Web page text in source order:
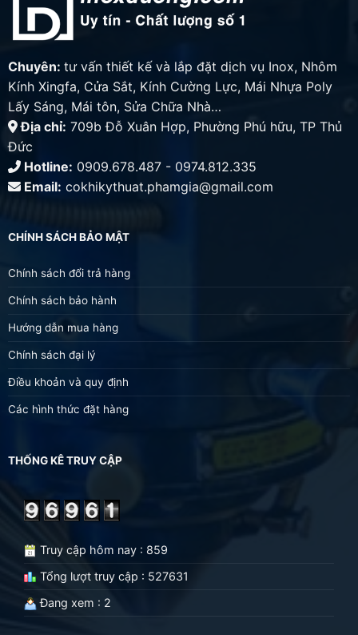
Chuyên: tư vấn thiết kế và lắp đặt dịch vụ Inox, Nhôm
Kính Xingfa, Cửa Sắt, Kính Cường Lực, Mái Nhựa Poly
Lấy Sáng, Mái tôn, Sửa Chữa Nhà…
Địa chỉ: 709b Đỗ Xuân Hợp, Phường Phú hữu, TP Thủ
Đức
Hotline: 0909.678.487 - 0974.812.335
Email: cokhikythuat.phamgia@gmail.com
CHÍNH SÁCH BẢO MẬT
Chính sách đổi trả hàng
Chính sách bảo hành
Hướng dẫn mua hàng
Chính sách đại lý
Điều khoản và quy định
Các hình thức đặt hàng
THỐNG KÊ TRUY CẬP
Truy cập hôm nay : 859
Tổng lượt truy cập : 527631
Đang xem : 2